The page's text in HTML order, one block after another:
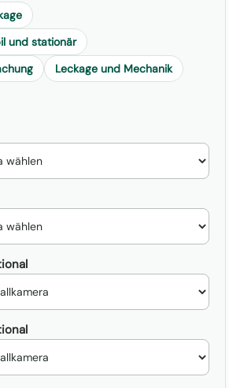
und stationär
Leckage und Mechanik